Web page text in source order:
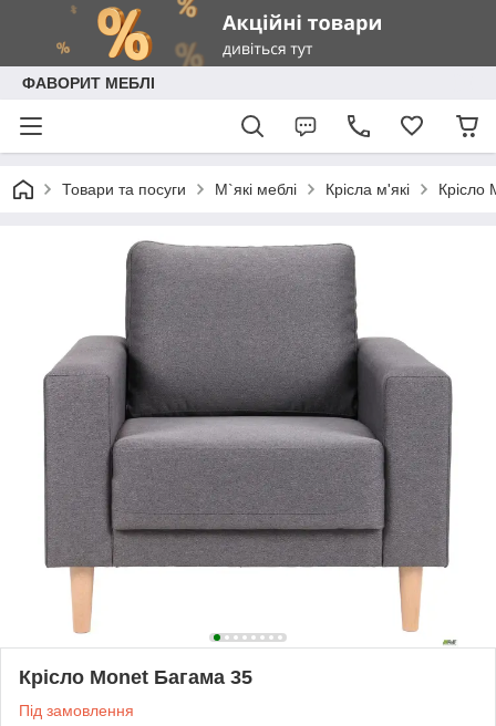
ФАВОРИТ МЕБЛІ
Товари та посуги М`які меблі Крісла м'які Крісло
Крісло Monet Багама 35
Під замовлення